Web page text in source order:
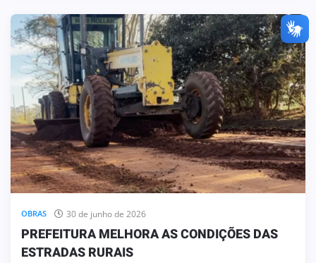
OBRAS 30 de junho de 2026
PREFEITURA MELHORA AS CONDIÇÕES DAS
ESTRADAS RURAIS